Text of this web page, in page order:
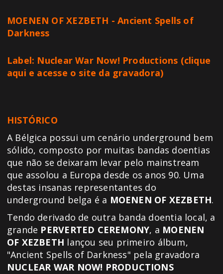
MOENEN OF XEZBETH - Ancient Spells of
Darkness
Label: Nuclear War Now! Productions (clique
aqui e acesse o site da gravadora)
HISTÓRICO
A Bélgica possui um cenário underground bem
sólido, composto por muitas bandas doentias
que não se deixaram levar pelo mainstream
que assolou a Europa desde os anos 90. Uma
destas insanas representantes do
underground belga é a MOENEN OF XEZBETH.
Tendo derivado de outra banda doentia local, a
grande PERVERTED CEREMONY, a MOENEN
OF XEZBETH lançou seu primeiro álbum,
"Ancient Spells of Darkness" pela gravadora
NUCLEAR WAR NOW! PRODUCTIONS